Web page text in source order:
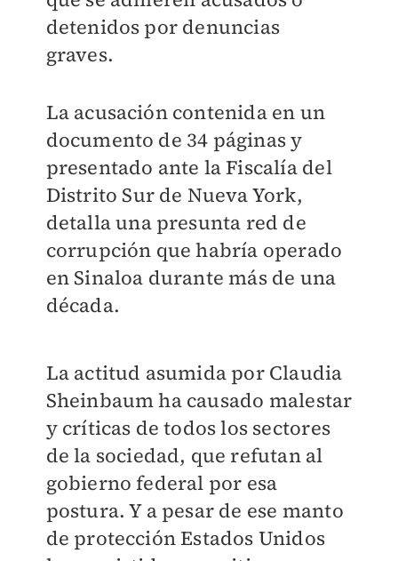
detenidos por denuncias
graves.
La acusación contenida en un
documento de 34 páginas y
presentado ante la Fiscalía del
Distrito Sur de Nueva York,
detalla una presunta red de
corrupción que habría operado
en Sinaloa durante más de una
década.
La actitud asumida por Claudia
Sheinbaum ha causado malestar
y críticas de todos los sectores
de la sociedad, que refutan al
gobierno federal por esa
postura. Y a pesar de ese manto
de protección Estados Unidos